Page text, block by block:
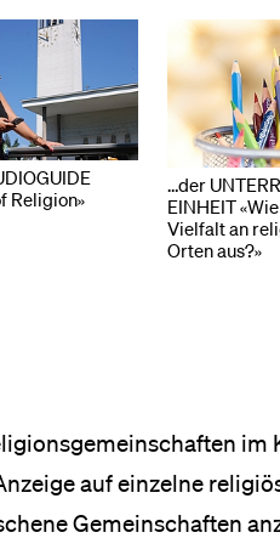
Religion»
…der
EINHEIT
Vielfalt an
Orten aus?»
auf einzelne
Gemeinschaften